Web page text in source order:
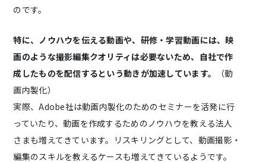
のです。
特に、ノウハウを伝える動画や、研修・学習動画には、映
画のような撮影編集クオリティは必要ないため、自社で作
成したものを配信するという動きが加速しています。
（動
画内製化）
実際、Adobe社は動画内製化のためのセミナーを活発に行
っていたり、動画を作成するためのノウハウを教える法人
さまも増えてきています。リスキリングとして、動画撮影・
編集のスキルを教えるケースも増えてきているようです。